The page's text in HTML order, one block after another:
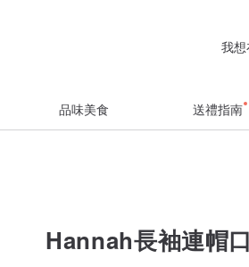
我
品味美食 送禮指南
Hannah長袖連帽